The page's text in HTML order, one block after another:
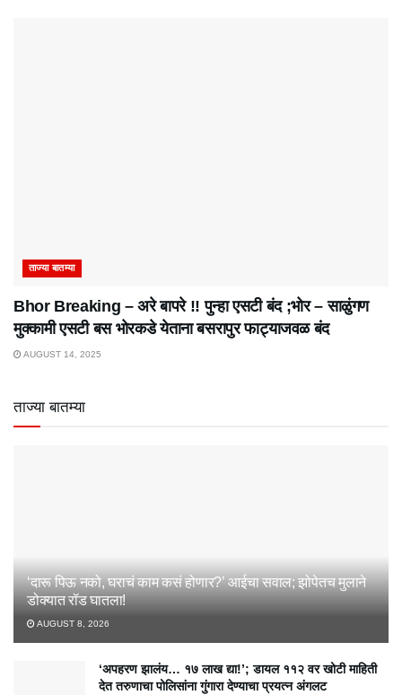
ताज्या बातम्या
Bhor Breaking – अरे बापरे‌ !! पुन्हा एसटी बंद ;भोर – साळुंगण
मुक्कामी एसटी बस भोरकडे येताना बसरापुर फाट्याजवळ बंद
AUGUST 14, 2025
ताज्या बातम्या
‘दारू पिऊ नको, घराचं काम कसं होणार?’ आईचा सवाल; झोपेतच मुलाने
डोक्यात रॉड घातला!
AUGUST 8, 2026
‘अपहरण झालंय… १७ लाख द्या!’; डायल ११२ वर खोटी माहिती
देत तरुणाचा पोलिसांना गुंगारा देण्याचा प्रयत्न अंगलट